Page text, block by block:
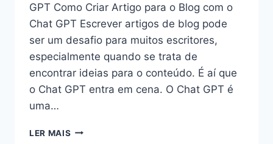
GPT Como Criar Artigo para o Blog com o
Chat GPT Escrever artigos de blog pode
ser um desafio para muitos escritores,
especialmente quando se trata de
encontrar ideias para o conteúdo. É aí que
o Chat GPT entra em cena. O Chat GPT é
uma…
LER MAIS COMO